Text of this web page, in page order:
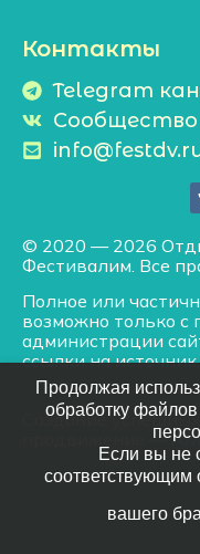
Контакты
Telegram
Сообщество
© 2020 — 2026
Фестивалим. Все
Полное или
возможно только с
администрации
ссылки на источник.
Создание
—
Продолжая
обработку
Если вы не
соответствующим
вашего